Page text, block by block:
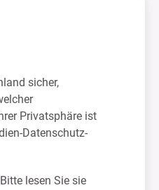
sicher,
Privatsphäre ist
Datenschutz-
lesen Sie sie